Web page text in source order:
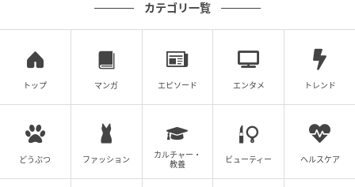
カテゴリ一覧
トップ マンガ エピソード エンタメ トレンド
どうぶつ ファッション
カルチャー・
教養
ビューティー ヘルスケア